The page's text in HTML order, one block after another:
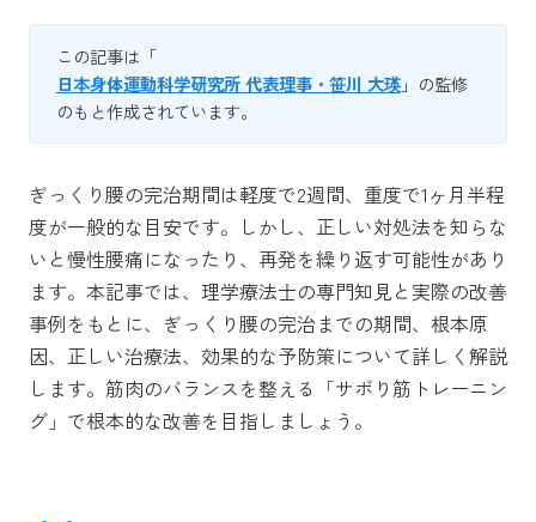
この記事は「
日本身体運動科学研究所 代表理事・笹川 大瑛」の監修
のもと作成されています。
ぎっくり腰の完治期間は軽度で2週間、重度で1ヶ月半程
度が一般的な目安です。しかし、正しい対処法を知らな
いと慢性腰痛になったり、再発を繰り返す可能性があり
ます。本記事では、理学療法士の専門知見と実際の改善
事例をもとに、ぎっくり腰の完治までの期間、根本原
因、正しい治療法、効果的な予防策について詳しく解説
します。筋肉のバランスを整える「サボり筋トレーニン
グ」で根本的な改善を目指しましょう。